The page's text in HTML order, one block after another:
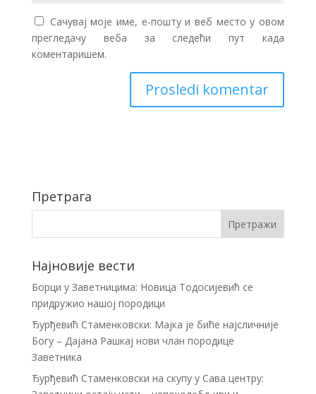
Сачувај моје име, е-пошту и веб место у овом
прегледачу веба за следећи пут када
коментаришем.
Претрага
Најновије вести
Борци у Заветницима: Новица Тодосијевић се
придружио нашој породици
Ђурђевић Стаменковски: Мајка је биће најсличније
Богу – Дајана Рашкај нови члан породице
Заветника
Ђурђевић Стаменковски на скупу у Сава центру: